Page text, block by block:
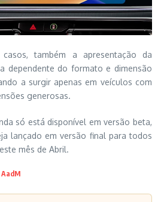
também a apresentação da
dependente do formato e dimensão
a surgir apenas em veículos com
generosas.
só está disponível em versão beta,
lançado em versão final para todos
mês de Abril.
AadM